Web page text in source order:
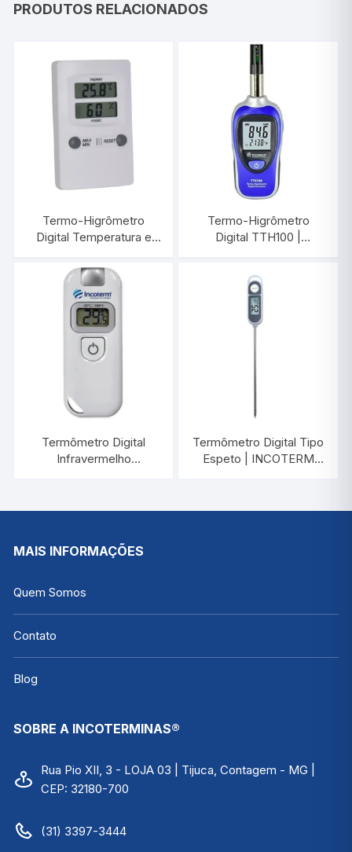
PRODUTOS RELACIONADOS
Termo-Higrômetro
Digital Temperatura e
INCOTERM
7429.02.0.00
Termo-Higrômetro
Digital TTH100 |
Termômetro Digital
Infravermelho
Termômetro Digital Tipo
Espeto | INCOTERM
MAIS INFORMAÇÕES
Quem Somos
Contato
Blog
SOBRE A INCOTERMINAS®
Rua Pio XII, 3 - LOJA 03 | Tijuca, Contagem - MG |
CEP: 32180-700
(31) 3397-3444